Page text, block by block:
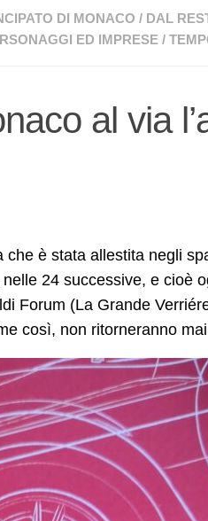
DI MONACO / DAL
ED IMPRESE /
al via
è stata allestita negli
24 successive, e cioè
Forum (La Grande
così, non ritorneranno